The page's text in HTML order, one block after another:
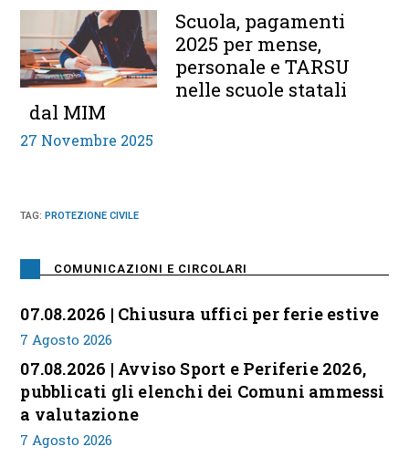
Scuola, pagamenti
2025 per mense,
personale e TARSU
nelle scuole statali
dal MIM
27 Novembre 2025
TAG:PROTEZIONE CIVILE
COMUNICAZIONI E CIRCOLARI
07.08.2026 | Chiusura uffici per ferie estive
7 Agosto 2026
07.08.2026 | Avviso Sport e Periferie 2026,
pubblicati gli elenchi dei Comuni ammessi
a valutazione
7 Agosto 2026